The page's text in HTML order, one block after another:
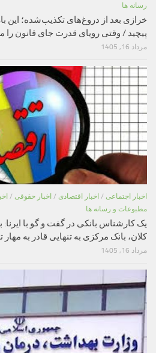
رسانه ها
خرازی بعد از دروغ‌های تکذیب‌شده؛ این
پیچید / وقتی رویای قدرت جای قانون را
مرداد 16, 1405
اخبار اجتماعی / اخبار اقتصادی / اخبار حقوقی /
مطبوعات و رسانه ها
یک کارشناس بانکی در گفت و گو با
کلان، بانک مرکزی به تنهایی قادر به
مرداد 16, 1405